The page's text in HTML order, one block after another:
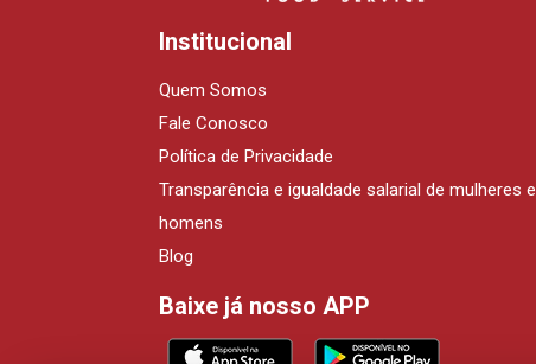
Institucional
Quem Somos
Fale Conosco
Política de Privacidade
Transparência e igualdade salarial de mulheres e
homens
Blog
Baixe já nosso APP